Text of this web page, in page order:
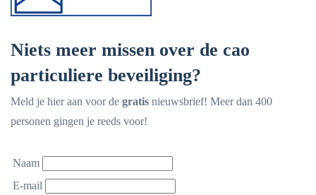
Niets meer missen over de cao
particuliere beveiliging?
Meld je hier aan voor de gratis nieuwsbrief! Meer dan 400
personen gingen je reeds voor!
Naam
E-mail